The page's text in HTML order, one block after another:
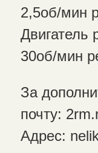
2,5об/мин
30об/мин
За
почту:
Адрес: